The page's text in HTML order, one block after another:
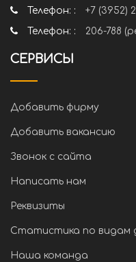
Телефон: :
+7 (3952)
Телефон: :
206-788
СЕРВИСЫ
Добавить фирму
Добавить вакансию
Звонок с сайта
Написать нам
Реквизиты
Статистика по видам
Наша команда